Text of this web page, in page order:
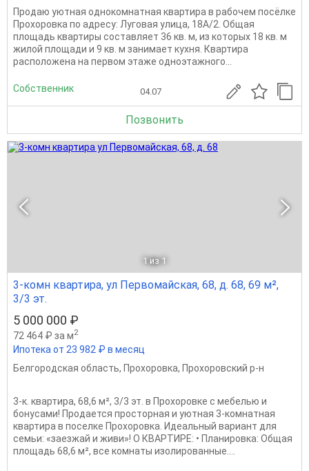
Продаю уютная однокомнатная квартира в рабочем посёлке
Прохоровка по адресу: Луговая улица, 18А/2. Общая
площадь квартиры составляет 36 кв. м, из которых 18 кв. м
жилой площади и 9 кв. м занимает кухня. Квартира
расположена на первом этаже одноэтажного...
Собственник 04.07
Позвонить
1 из 1
3-комн квартира, ул Первомайская, 68, д. 68, 69 м²,
3/3 эт.
5 000 000 ₽
72 464 ₽ за м2
Ипотека от 23 982 ₽ в месяц
Белгородская область, Прохоровка, Прохоровский р-н
3-к. квартира, 68,6 м², 3/3 эт. в Прохоровке с мебелью и
бонусами! Продается просторная и уютная 3-комнатная
квартира в поселке Прохоровка. Идеальный вариант для
семьи: «заезжай и живи»! О КВАРТИРЕ: • Планировка: Общая
площадь 68,6 м², все комнаты изолированные....